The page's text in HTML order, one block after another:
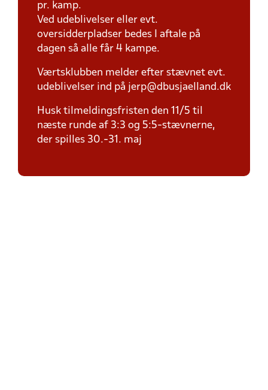
pr. kamp.
Ved udeblivelser eller evt.
oversidderpladser bedes I aftale på
dagen så alle får 4 kampe.
Værtsklubben melder efter stævnet evt.
udeblivelser ind på jerp@dbusjaelland.dk
Husk tilmeldingsfristen den 11/5 til
næste runde af 3:3 og 5:5-stævnerne,
der spilles 30.-31. maj